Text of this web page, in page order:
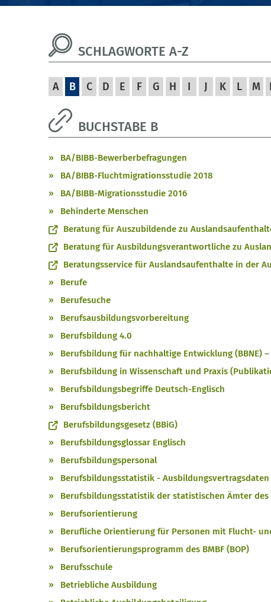
SCHLAGWORTE A-Z
A B C D E F G H I J K L M
BUCHSTABE B
BA/BIBB-Bewerberbefragungen
BA/BIBB-Fluchtmigrationsstudie 2018
BA/BIBB-Migrationsstudie 2016
Behinderte Menschen
Beratung für Auszubildende zu
Beratung für Ausbildungsverantwortliche zu
Beratungsservice für Auslandsaufenthalte in der
Berufe
Berufesuche
Berufsausbildungsvorbereitung
Berufsbildung 4.0
Berufsbildung für nachhaltige Entwicklung (BBNE)
Berufsbildung in Wissenschaft und Praxis
Berufsbildungsbegriffe Deutsch-Englisch
Berufsbildungsbericht
Berufsbildungsgesetz (BBiG)
Berufsbildungsglossar Englisch
Berufsbildungspersonal
Berufsbildungsstatistik - Ausbildungsvertragsdaten
Berufsbildungsstatistik der statistischen Ämter des
Berufsorientierung
Berufliche Orientierung für Personen mit Flucht-
Berufsorientierungsprogramm des BMBF (BOP)
Berufsschule
Betriebliche Ausbildung